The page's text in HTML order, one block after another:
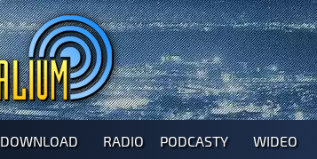
DOWNLOAD RADIO PODCASTY WIDEO
SPRAWDŹ PROGRAM NA NAJBLIŻSZY TYDZIEŃ